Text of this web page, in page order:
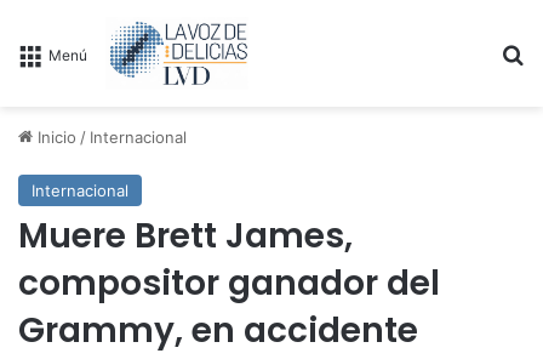
Menú
Inicio / Internacional
Internacional
Muere Brett James,
compositor ganador del
Grammy, en accidente